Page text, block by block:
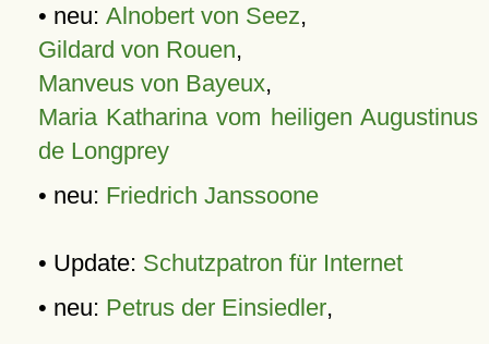
• neu: Alnobert von Seez,
Gildard von Rouen,
Manveus von Bayeux,
Maria Katharina vom heiligen Augustinus
de Longprey
• neu: Friedrich Janssoone
• Update: Schutzpatron für Internet
• neu: Petrus der Einsiedler,